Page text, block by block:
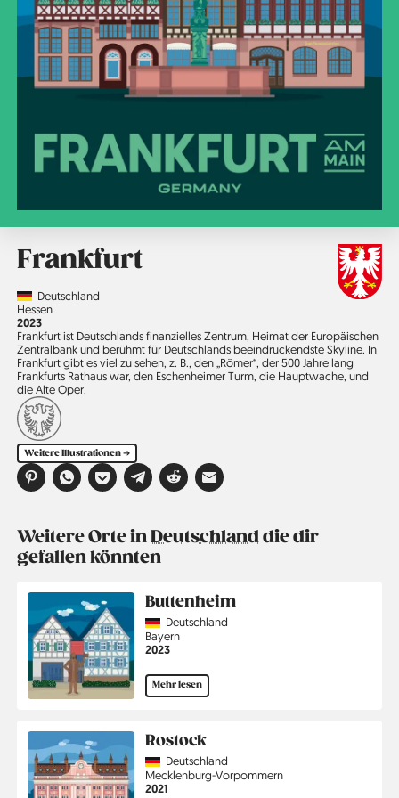
Frankfurt
CountryDeutschland
Region
Hessen
Jahr
2023
Frankfurt ist Deutschlands finanzielles Zentrum, Heimat der Europäischen
Zentralbank und berühmt für Deutschlands beeindruckendste Skyline. In
Frankfurt gibt es viel zu sehen, z. B., den „Römer“, der 500 Jahre lang
Frankfurts Rathaus war, den Eschenheimer Turm, die Hauptwache, und
die Alte Oper.
Weitere Illustrationen ➔
Weitere Orte inDeutschlanddie dir
gefallen könnten
Buttenheim
CountryDeutschland
Region
Bayern
Jahr
2023
Mehr lesen
Rostock
CountryDeutschland
Region
Mecklenburg-Vorpommern
Jahr
2021